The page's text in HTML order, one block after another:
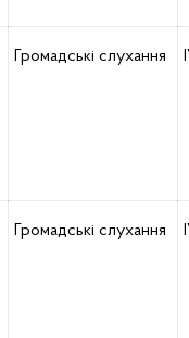
Громадські слухання
Громадські слухання